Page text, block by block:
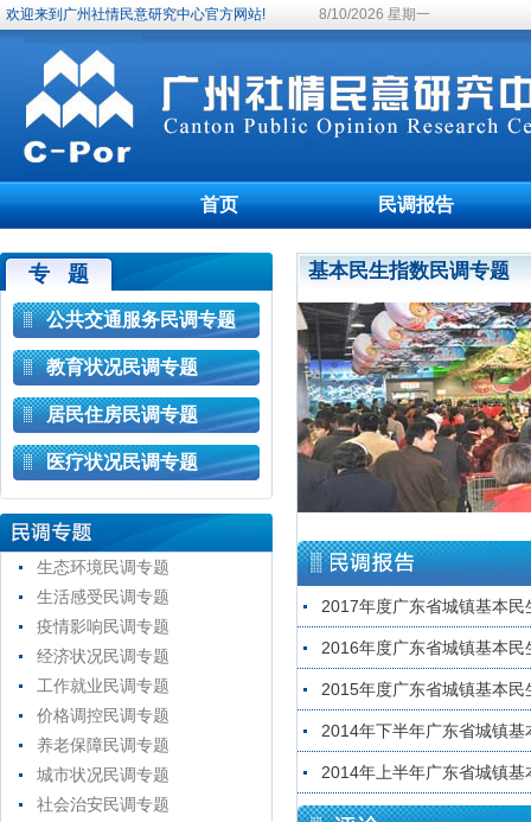
欢迎来到广州社情民意研究中心官方网站! 8/10/2026 星期一
首页 民调报告
专 题
公共交通服务民调专题
教育状况民调专题
居民住房民调专题
医疗状况民调专题
生态环境民调专题
生活感受民调专题
疫情影响民调专题
经济状况民调专题
工作就业民调专题
价格调控民调专题
养老保障民调专题
城市状况民调专题
社会治安民调专题
基本民生指数民调专题
2017年度广东省城镇基本民
2016年度广东省城镇基本民
2015年度广东省城镇基本民
2014年下半年广东省城镇基
2014年上半年广东省城镇基